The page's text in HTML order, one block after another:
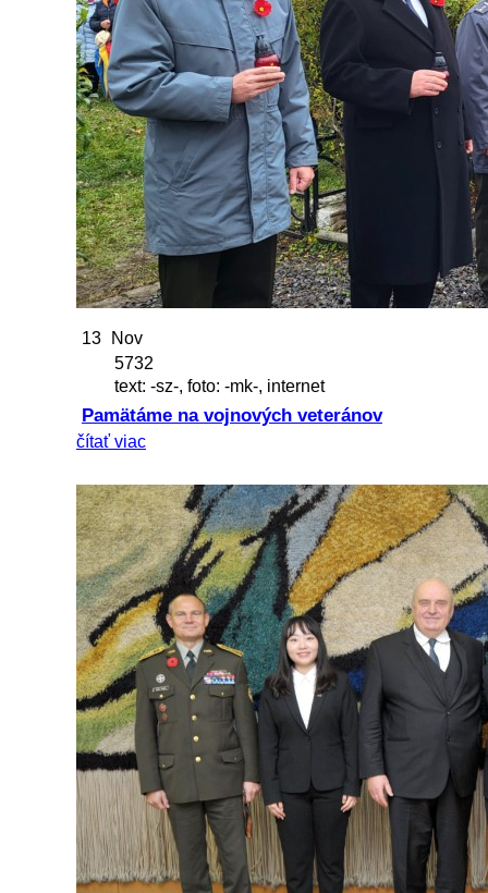
13
Nov
5732
text: -sz-, foto: -mk-, internet
Pamätáme na vojnových veteránov
čítať viac